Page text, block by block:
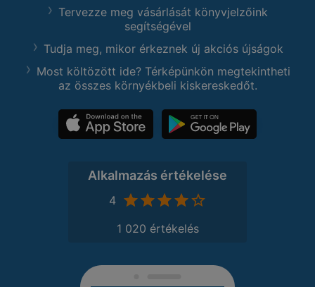
Tervezze meg vásárlását könyvjelzőink
segítségével
Tudja meg, mikor érkeznek új akciós újságok
Most költözött ide? Térképünkön megtekintheti
az összes környékbeli kiskereskedőt.
Alkalmazás értékelése
4
1 020 értékelés